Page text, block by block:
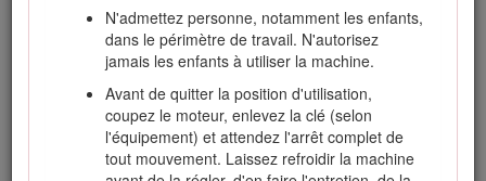
N'admettez personne, notamment les enfants,
dans le périmètre de travail. N'autorisez
jamais les enfants à utiliser la machine.
Avant de quitter la position d'utilisation,
coupez le moteur, enlevez la clé (selon
l'équipement) et attendez l'arrêt complet de
tout mouvement. Laissez refroidir la machine
Pour obtenir des prestations de service, des pièces Toro
d'origine ou des renseignements complémentaires,
munissez-vous des numéros de modèle et de série du
indique l'emplacement des numéros de modèle et de série
sur le produit. Inscrivez les numéros dans l'espace réservé à